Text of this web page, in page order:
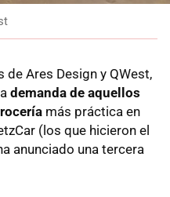
Ares Design y QWest,
demanda de aquellos
más práctica en
(los que hicieron el
anunciado una tercera